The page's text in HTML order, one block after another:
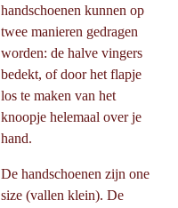
handschoenen kunnen op
twee manieren gedragen
worden: de halve vingers
bedekt, of door het flapje
los te maken van het
knoopje helemaal over je
hand.
De handschoenen zijn one
size (vallen klein). De